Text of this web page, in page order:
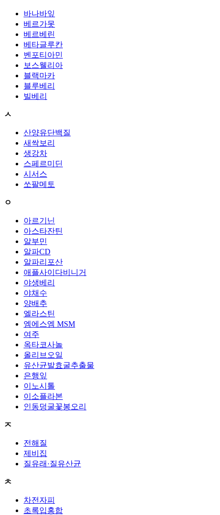
바나바잎
베르가못
베르베린
베타글루칸
벤포티아민
보스웰리아
블랙마카
블루베리
빌베리
ㅅ
산양유단백질
새싹보리
생강차
스페르미딘
시서스
쏘팔메토
ㅇ
아르기닌
아스타잔틴
알부민
알파CD
알파리포산
애플사이다비니거
야생베리
야채수
양배추
엘라스틴
엠에스엠 MSM
여주
옥타코사놀
올리브오일
유산균발효굴추출물
은행잎
이노시톨
이소플라본
인동덩굴꽃봉오리
ㅈ
전해질
제비집
질유래·질유산균
ㅊ
차전자피
초록입홍합